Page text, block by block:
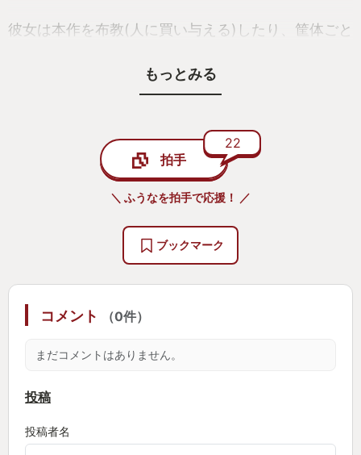
彼女は本作を布教(人に買い与える)したり、筐体ごと
た。ってことは？ん？祈祷メインなのかな？
る。魔術に見初められ究極の浪漫(砲)を追い続ける者
であり、魔術師セレンや魔女ラニに匹敵するほどの
魔術愛好家…いや魔術会の第一人者である。
本DLCである世界でもその魔術を駆使し、数々の敵
と対峙して退治して…の予定が特大武器の強靭削り
しながら影の地を彷徨った。
ら純魔術師を名乗りイキり散らかしていた。
皆に知って欲しい。
もっとみる
拍手
22
＼ ふうなを拍手で応援！ ／
ブックマーク
コメント （0件）
まだコメントはありません。
投稿
投稿者名